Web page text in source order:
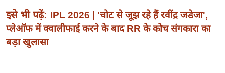
फि
ल्म
स
इसे भी पढ़ें: IPL 2026 | 'चोट से जूझ रहे हैं रवींद्र जडेजा',
प्लेऑफ में क्वालीफाई करने के बाद RR के कोच संगकारा का
बड़ा खुलासा